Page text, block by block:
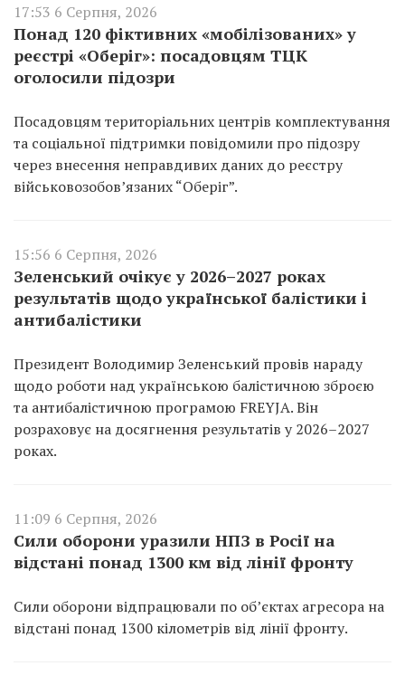
17:53 6 Серпня, 2026
Понад 120 фіктивних «мобілізованих» у
реєстрі «Оберіг»: посадовцям ТЦК
оголосили підозри
Посадовцям територіальних центрів комплектування
та соціальної підтримки повідомили про підозру
через внесення неправдивих даних до реєстру
військовозобов’язаних “Оберіг”.
15:56 6 Серпня, 2026
Зеленський очікує у 2026–2027 роках
результатів щодо української балістики і
антибалістики
Президент Володимир Зеленський провів нараду
щодо роботи над українською балістичною зброєю
та антибалістичною програмою FREYJA. Він
розраховує на досягнення результатів у 2026–2027
роках.
11:09 6 Серпня, 2026
Сили оборони уразили НПЗ в Росії на
відстані понад 1300 км від лінії фронту
Сили оборони відпрацювали по об’єктах агресора на
відстані понад 1300 кілометрів від лінії фронту.